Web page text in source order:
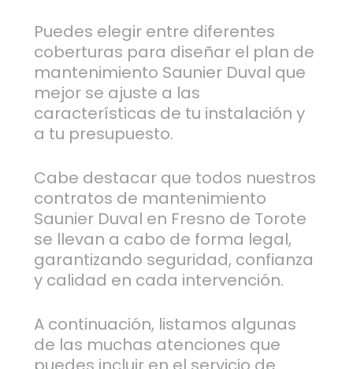
Puedes elegir entre diferentes
coberturas para diseñar el plan de
mantenimiento Saunier Duval que
mejor se ajuste a las
características de tu instalación y
a tu presupuesto.
Cabe destacar que todos nuestros
contratos de mantenimiento
Saunier Duval en Fresno de Torote
se llevan a cabo de forma legal,
garantizando seguridad, confianza
y calidad en cada intervención.
A continuación, listamos algunas
de las muchas atenciones que